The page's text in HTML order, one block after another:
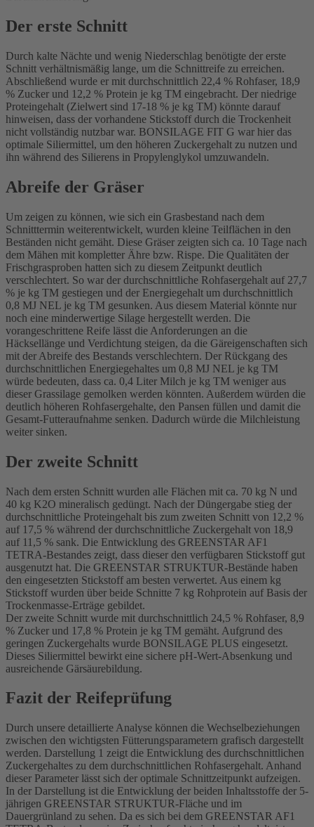
Der erste Schnitt
Durch kalte Nächte und wenig Niederschlag benötigte der erste
Schnitt verhältnismäßig lange, um die Schnittreife zu erreichen.
Abschließend wurde er mit durchschnittlich 22,4 % Rohfaser, 18,9
% Zucker und 12,2 % Protein je kg TM eingebracht. Der niedrige
Proteingehalt (Zielwert sind 17-18 % je kg TM) könnte darauf
hinweisen, dass der vorhandene Stickstoff durch die Trockenheit
nicht vollständig nutzbar war. BONSILAGE FIT G war hier das
optimale Siliermittel, um den höheren Zuckergehalt zu nutzen und
ihn während des Silierens in Propylenglykol umzuwandeln.
Abreife der Gräser
Um zeigen zu können, wie sich ein Grasbestand nach dem
Schnitttermin weiterentwickelt, wurden kleine Teilflächen in den
Beständen nicht gemäht. Diese Gräser zeigten sich ca. 10 Tage nach
dem Mähen mit kompletter Ähre bzw. Rispe. Die Qualitäten der
Frischgrasproben hatten sich zu diesem Zeitpunkt deutlich
verschlechtert. So war der durchschnittliche Rohfasergehalt auf 27,7
% je kg TM gestiegen und der Energiegehalt um durchschnittlich
0,8 MJ NEL je kg TM gesunken. Aus diesem Material könnte nur
noch eine minderwertige Silage hergestellt werden. Die
vorangeschrittene Reife lässt die Anforderungen an die
Häcksellänge und Verdichtung steigen, da die Gäreigenschaften sich
mit der Abreife des Bestands verschlechtern. Der Rückgang des
durchschnittlichen Energiegehaltes um 0,8 MJ NEL je kg TM
würde bedeuten, dass ca. 0,4 Liter Milch je kg TM weniger aus
dieser Grassilage gemolken werden könnten. Außerdem würden die
deutlich höheren Rohfasergehalte, den Pansen füllen und damit die
Gesamt-Futteraufnahme senken. Dadurch würde die Milchleistung
weiter sinken.
Der zweite Schnitt
Nach dem ersten Schnitt wurden alle Flächen mit ca. 70 kg N und
40 kg K2O mineralisch gedüngt. Nach der Düngergabe stieg der
durchschnittliche Proteingehalt bis zum zweiten Schnitt von 12,2 %
auf 17,5 % während der durchschnittliche Zuckergehalt von 18,9
auf 11,5 % sank. Die Entwicklung des GREENSTAR AF1
TETRA-Bestandes zeigt, dass dieser den verfügbaren Stickstoff gut
ausgenutzt hat. Die GREENSTAR STRUKTUR-Bestände haben
den eingesetzten Stickstoff am besten verwertet. Aus einem kg
Stickstoff wurden über beide Schnitte 7 kg Rohprotein auf Basis der
Trockenmasse-Erträge gebildet.
Der zweite Schnitt wurde mit durchschnittlich 24,5 % Rohfaser, 8,9
% Zucker und 17,8 % Protein je kg TM gemäht. Aufgrund des
geringen Zuckergehalts wurde BONSILAGE PLUS eingesetzt.
Dieses Siliermittel bewirkt eine sichere pH-Wert-Absenkung und
ausreichende Gärsäurebildung.
Fazit der Reifeprüfung
Durch unsere detaillierte Analyse können die Wechselbeziehungen
zwischen den wichtigsten Fütterungsparametern grafisch dargestellt
werden. Darstellung 1 zeigt die Entwicklung des durchschnittlichen
Zuckergehaltes zu dem durchschnittlichen Rohfasergehalt. Anhand
dieser Parameter lässt sich der optimale Schnittzeitpunkt aufzeigen.
In der Darstellung ist die Entwicklung der beiden Inhaltsstoffe der 5-
jährigen GREENSTAR STRUKTUR-Fläche und im
Dauergrünland zu sehen. Da es sich bei dem GREENSTAR AF1